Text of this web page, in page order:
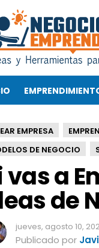
EMPRESA
DE NEGOCIO
vas a
de
jueves, agosto 10,
Publicado por